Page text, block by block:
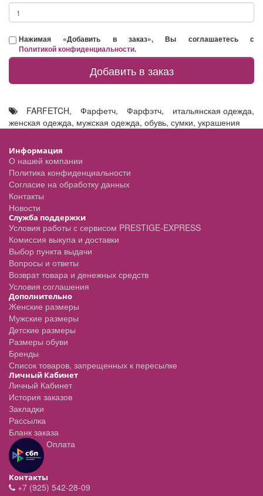
Нажимая «Добавить в заказ», Вы соглашаетесь с
Политикой конфиденциальности.
Добавить в заказ
FARFETCH, Фарфетч, Фарфэтч, итальянская одежда,
женская одежда, мужская одежда, обувь, сумки, украшения
Информация
О нашей компании
Политика конфиденциальности
Согласие на обработку данных
Контакты
Новости
Служба поддержки
Условия работы с сервисом PRESTIGE-EXPRESS
Комиссия выкупа и доставки
Выбор пункта выдачи
Вопросы и ответы
Возврат товара и денежных средств
Условия соглашения
Дополнительно
Женские размеры
Мужские размеры
Детские размеры
Размеры обуви
Бренды
Список товаров, запрещенных к пересылке
Личный Кабинет
Личный Кабинет
История заказов
Закладки
Рассылка
Бланк заказа
Оплата
Контакты
+7 (925) 542-28-09